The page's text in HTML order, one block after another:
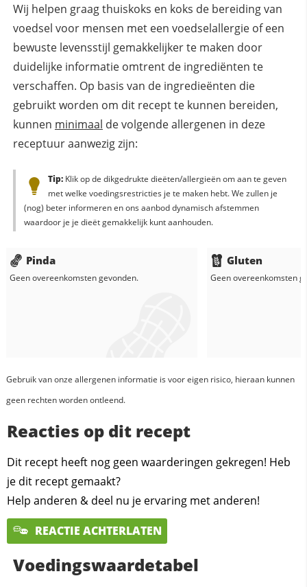
Wij helpen graag thuiskoks en koks de bereiding van
voedsel voor mensen met een voedselallergie of een
bewuste levensstijl gemakkelijker te maken door
duidelijke informatie omtrent de ingrediënten te
verschaffen. Op basis van de ingredieënten die
gebruikt worden om dit recept te kunnen bereiden,
kunnen minimaal de volgende allergenen in deze
receptuur aanwezig zijn:
Tip:Klik op de dikgedrukte dieëten/allergieën om aan te geven
met welke voedingsrestricties je te maken hebt. We zullen je
(nog) beter informeren en ons aanbod dynamisch afstemmen
waardoor je je dieët gemakkelijk kunt aanhouden.
Pinda
Geen overeenkomsten gevonden.
Gluten
Geen overeenkomsten
Gebruik van onze allergenen informatie is voor eigen risico, hieraan kunnen
geen rechten worden ontleend.
Reacties op dit recept
Dit recept heeft nog geen waarderingen gekregen! Heb
je dit recept gemaakt?
Help anderen & deel nu je ervaring met anderen!
REACTIE ACHTERLATEN
Voedingswaardetabel